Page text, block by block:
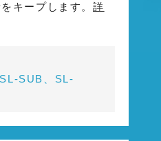
キープします。詳
SUB、SL-